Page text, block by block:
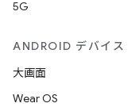
5G
ANDROID デバイス
大画面
Wear OS